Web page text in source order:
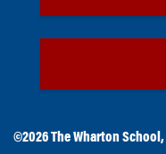
©2026The Wharton School ,